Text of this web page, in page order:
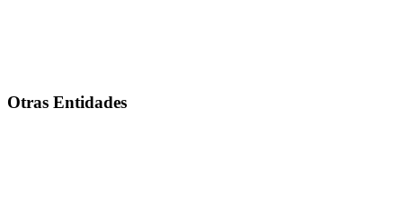
Otras Entidades